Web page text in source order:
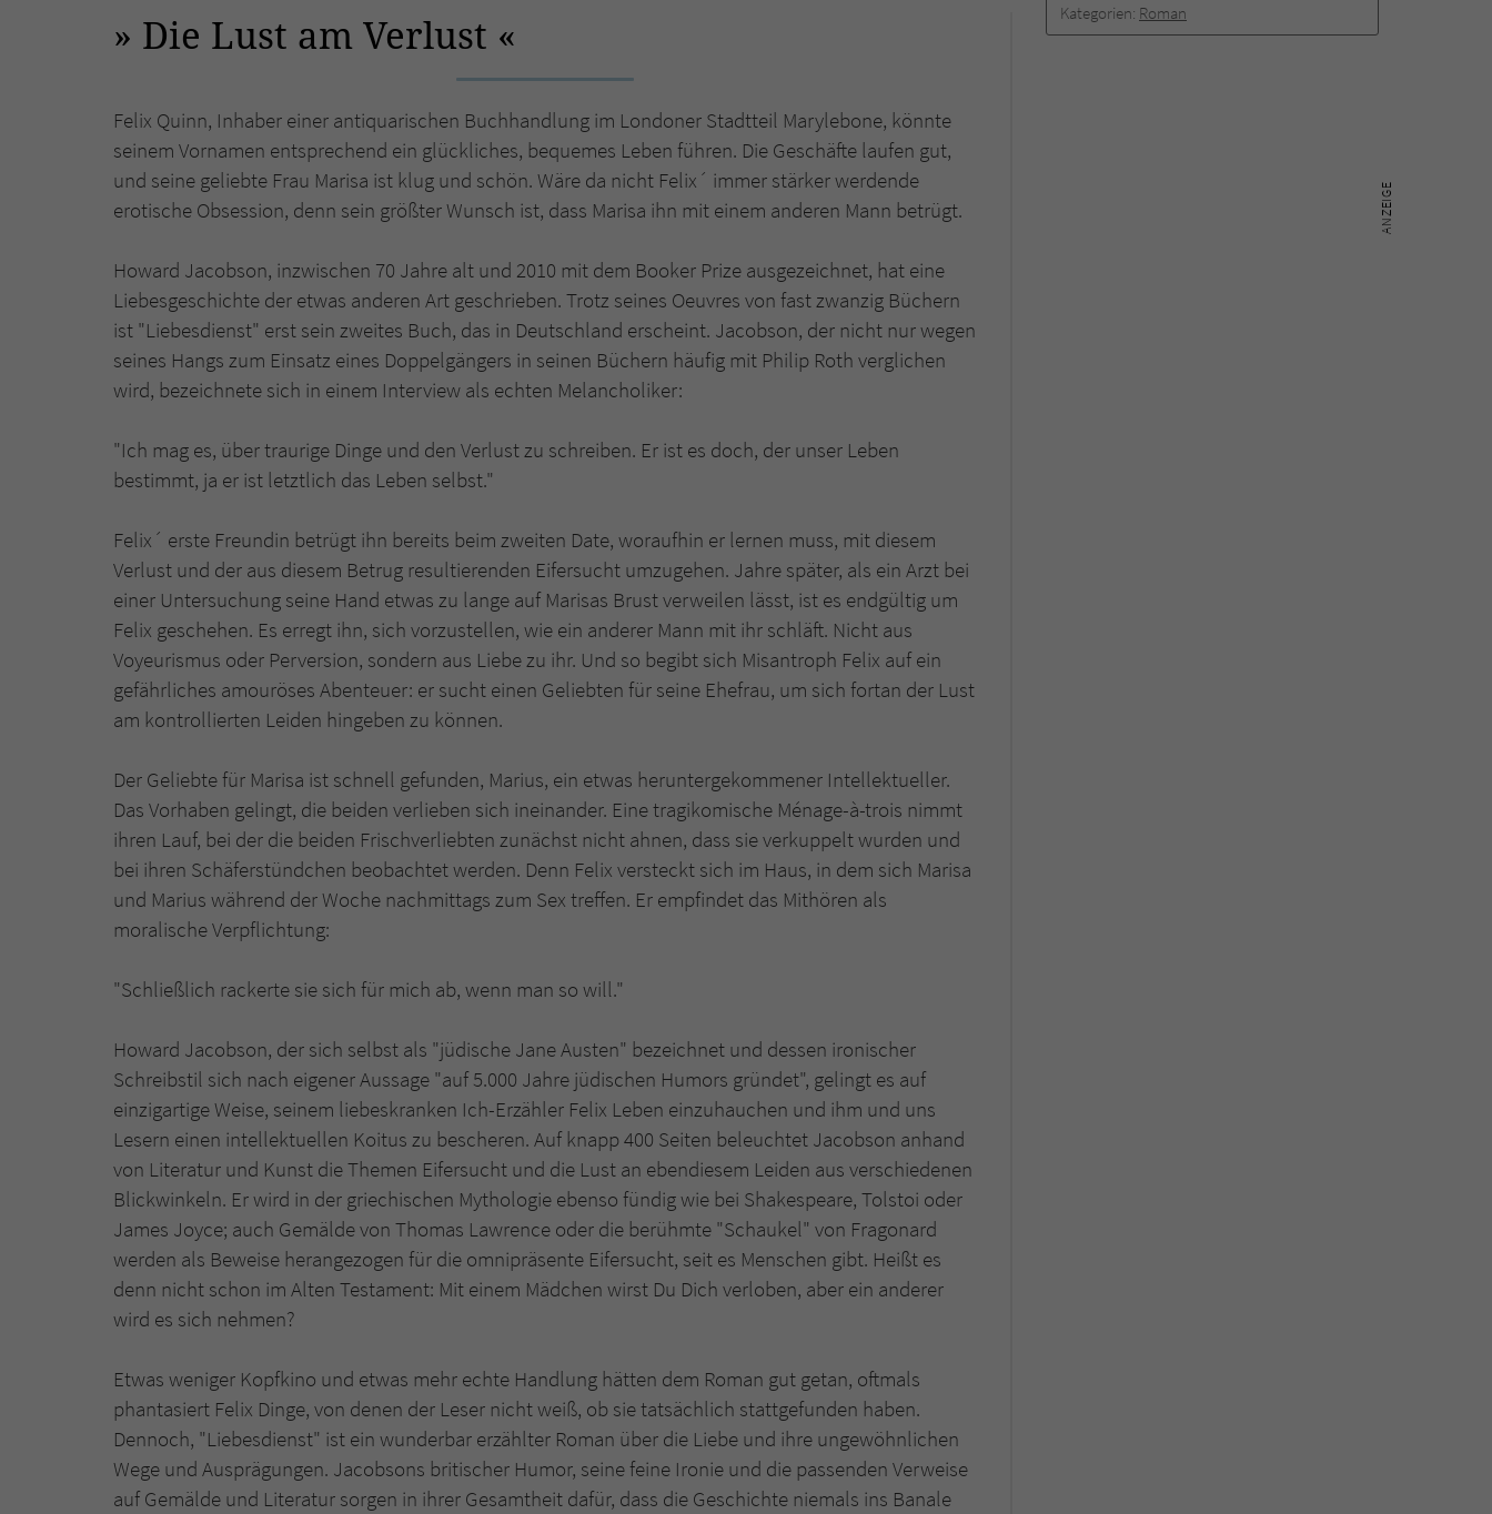
Kategorien: Roman
Die Lust am Verlust
Felix Quinn, Inhaber einer antiquarischen Buchhandlung im Londoner Stadtteil Marylebone, könnte
seinem Vornamen entsprechend ein glückliches, bequemes Leben führen. Die Geschäfte laufen gut,
und seine geliebte Frau Marisa ist klug und schön. Wäre da nicht Felix´ immer stärker werdende
erotische Obsession, denn sein größter Wunsch ist, dass Marisa ihn mit einem anderen Mann betrügt.
Howard Jacobson, inzwischen 70 Jahre alt und 2010 mit dem Booker Prize ausgezeichnet, hat eine
Liebesgeschichte der etwas anderen Art geschrieben. Trotz seines Oeuvres von fast zwanzig Büchern
ist "Liebesdienst" erst sein zweites Buch, das in Deutschland erscheint. Jacobson, der nicht nur wegen
seines Hangs zum Einsatz eines Doppelgängers in seinen Büchern häufig mit Philip Roth verglichen
wird, bezeichnete sich in einem Interview als echten Melancholiker:
"Ich mag es, über traurige Dinge und den Verlust zu schreiben. Er ist es doch, der unser Leben
bestimmt, ja er ist letztlich das Leben selbst."
Felix´ erste Freundin betrügt ihn bereits beim zweiten Date, woraufhin er lernen muss, mit diesem
Verlust und der aus diesem Betrug resultierenden Eifersucht umzugehen. Jahre später, als ein Arzt bei
einer Untersuchung seine Hand etwas zu lange auf Marisas Brust verweilen lässt, ist es endgültig um
Felix geschehen. Es erregt ihn, sich vorzustellen, wie ein anderer Mann mit ihr schläft. Nicht aus
Voyeurismus oder Perversion, sondern aus Liebe zu ihr. Und so begibt sich Misantroph Felix auf ein
gefährliches amouröses Abenteuer: er sucht einen Geliebten für seine Ehefrau, um sich fortan der Lust
am kontrollierten Leiden hingeben zu können.
Der Geliebte für Marisa ist schnell gefunden, Marius, ein etwas heruntergekommener Intellektueller.
Das Vorhaben gelingt, die beiden verlieben sich ineinander. Eine tragikomische Ménage-à-trois nimmt
ihren Lauf, bei der die beiden Frischverliebten zunächst nicht ahnen, dass sie verkuppelt wurden und
bei ihren Schäferstündchen beobachtet werden. Denn Felix versteckt sich im Haus, in dem sich Marisa
und Marius während der Woche nachmittags zum Sex treffen. Er empfindet das Mithören als
moralische Verpflichtung:
"Schließlich rackerte sie sich für mich ab, wenn man so will."
Howard Jacobson, der sich selbst als "jüdische Jane Austen" bezeichnet und dessen ironischer
Schreibstil sich nach eigener Aussage "auf 5.000 Jahre jüdischen Humors gründet", gelingt es auf
einzigartige Weise, seinem liebeskranken Ich-Erzähler Felix Leben einzuhauchen und ihm und uns
Lesern einen intellektuellen Koitus zu bescheren. Auf knapp 400 Seiten beleuchtet Jacobson anhand
von Literatur und Kunst die Themen Eifersucht und die Lust an ebendiesem Leiden aus verschiedenen
Blickwinkeln. Er wird in der griechischen Mythologie ebenso fündig wie bei Shakespeare, Tolstoi oder
James Joyce; auch Gemälde von Thomas Lawrence oder die berühmte "Schaukel" von Fragonard
werden als Beweise herangezogen für die omnipräsente Eifersucht, seit es Menschen gibt. Heißt es
denn nicht schon im Alten Testament: Mit einem Mädchen wirst Du Dich verloben, aber ein anderer
wird es sich nehmen?
Etwas weniger Kopfkino und etwas mehr echte Handlung hätten dem Roman gut getan, oftmals
phantasiert Felix Dinge, von denen der Leser nicht weiß, ob sie tatsächlich stattgefunden haben.
Dennoch, "Liebesdienst" ist ein wunderbar erzählter Roman über die Liebe und ihre ungewöhnlichen
Wege und Ausprägungen. Jacobsons britischer Humor, seine feine Ironie und die passenden Verweise
auf Gemälde und Literatur sorgen in ihrer Gesamtheit dafür, dass die Geschichte niemals ins Banale
Laufzeit 1 Jahr
Zweck Cookie für Kommentare einzelner Buchtitel
Name fe_typo_user
Anbieter Literatur-Couch Medien GmbH & Co. KG
Laufzeit Session
Webseite mit dem Benutzer. Es wird benötigt um z. B.